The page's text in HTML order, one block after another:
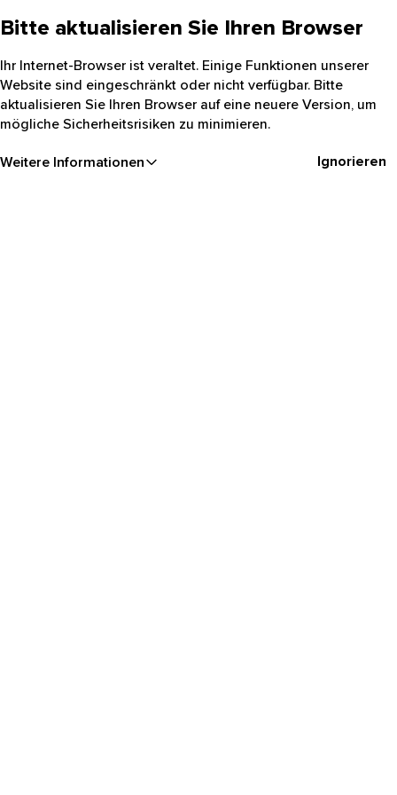
Bitte aktualisieren Sie Ihren Browser
Ihr Internet-Browser ist veraltet. Einige Funktionen unserer
Website sind eingeschränkt oder nicht verfügbar. Bitte
aktualisieren Sie Ihren Browser auf eine neuere Version, um
mögliche Sicherheitsrisiken zu minimieren.
Weitere Informationen Ignorieren